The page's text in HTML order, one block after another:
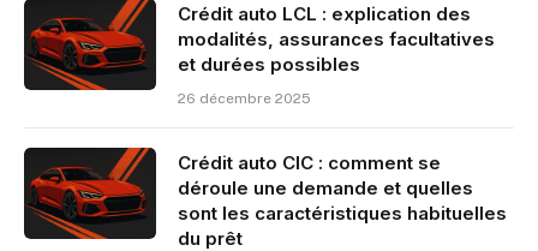
Crédit auto LCL : explication des
modalités, assurances facultatives
et durées possibles
26 décembre 2025
Crédit auto CIC : comment se
déroule une demande et quelles
sont les caractéristiques habituelles
du prêt